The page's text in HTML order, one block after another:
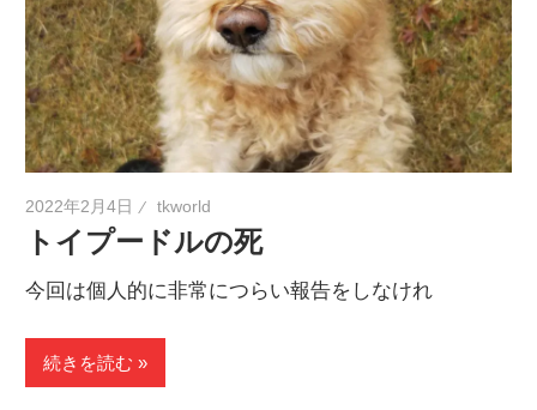
2022年2月4日 tkworld
トイプードルの死
今回は個人的に非常につらい報告をしなけれ
続きを読む